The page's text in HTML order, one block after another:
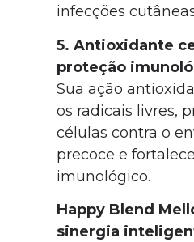
infecções
5. Antioxidante
proteção
Sua ação
os radicais livres,
células contra o
precoce e
imunológico.
Happy Blend
sinergia